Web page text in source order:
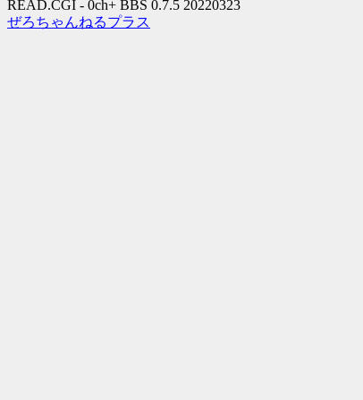
READ.CGI - 0ch+ BBS 0.7.5 20220323
ぜろちゃんねるプラス